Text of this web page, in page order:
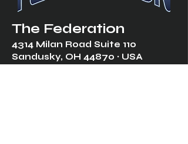
The Federation
4314 Milan Road Suite 110
Sandusky, OH 44870 ∙ USA